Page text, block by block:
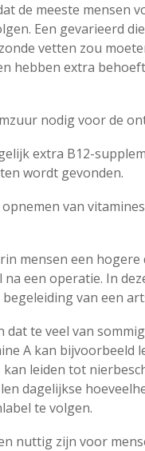
de meeste mensen
Een gevarieerd
vetten zou
hebben extra
nodig voor de
extra B12-
wordt gevonden.
van
mensen een
een operatie. In
van een
te veel van
A kan bijvoorbeeld
leiden tot
dagelijkse
te volgen.
nuttig zijn voor